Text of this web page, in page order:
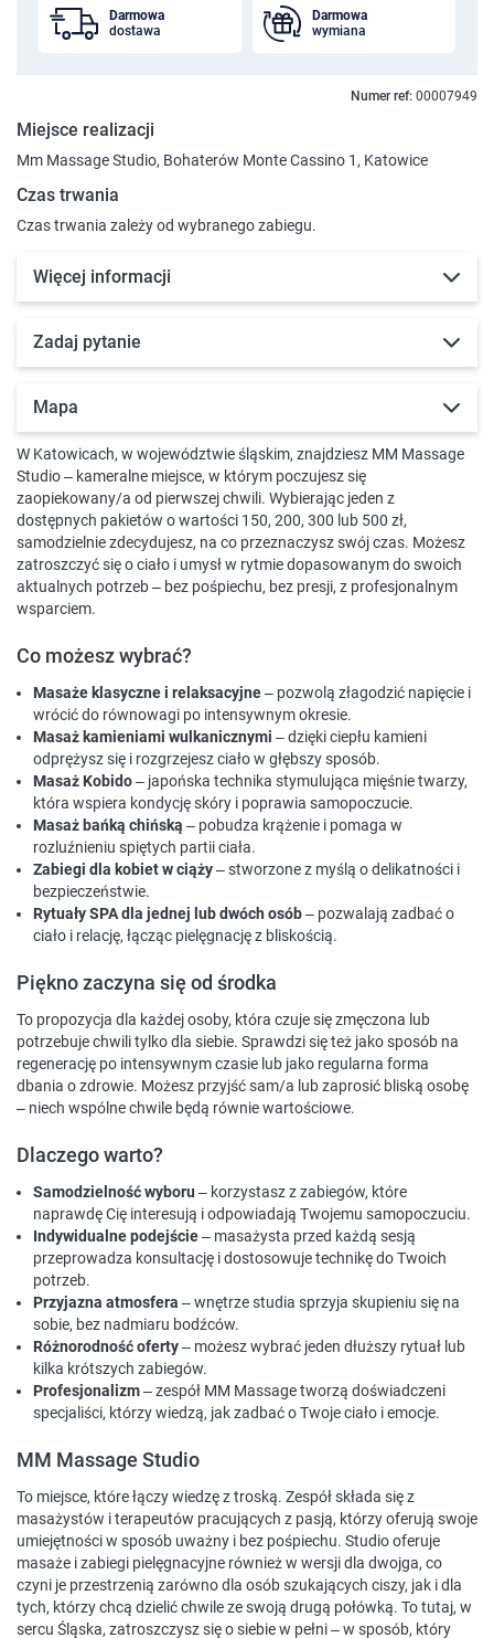
Darmowa
dostawa
Darmowa
wymiana
Numer ref: 00007949
Miejsce realizacji
Mm Massage Studio, Bohaterów Monte Cassino 1, Katowice
Czas trwania
Czas trwania zależy od wybranego zabiegu.
Więcej informacji
Zadaj pytanie
Mapa
W Katowicach, w województwie śląskim, znajdziesz MM Massage
Studio – kameralne miejsce, w którym poczujesz się
zaopiekowany/a od pierwszej chwili. Wybierając jeden z
dostępnych pakietów o wartości 150, 200, 300 lub 500 zł,
samodzielnie zdecydujesz, na co przeznaczysz swój czas. Możesz
zatroszczyć się o ciało i umysł w rytmie dopasowanym do swoich
aktualnych potrzeb – bez pośpiechu, bez presji, z profesjonalnym
wsparciem.
Co możesz wybrać?
Masaże klasyczne i relaksacyjne– pozwolą złagodzić napięcie i
wrócić do równowagi po intensywnym okresie.
Masaż kamieniami wulkanicznymi – dzięki ciepłu kamieni
odprężysz się i rozgrzejesz ciało w głębszy sposób.
Masaż Kobido– japońska technika stymulująca mięśnie twarzy,
która wspiera kondycję skóry i poprawia samopoczucie.
Masaż bańką chińską – pobudza krążenie i pomaga w
rozluźnieniu spiętych partii ciała.
Zabiegi dla kobiet w ciąży– stworzone z myślą o delikatności i
bezpieczeństwie.
Rytuały SPA dla jednej lub dwóch osób– pozwalają zadbać o
ciało i relację, łącząc pielęgnację z bliskością.
Piękno zaczyna się od środka
To propozycja dla każdej osoby, która czuje się zmęczona lub
potrzebuje chwili tylko dla siebie. Sprawdzi się też jako sposób na
regenerację po intensywnym czasie lub jako regularna forma
dbania o zdrowie. Możesz przyjść sam/a lub zaprosić bliską osobę
– niech wspólne chwile będą równie wartościowe.
Dlaczego warto?
Samodzielność wyboru – korzystasz z zabiegów, które
naprawdę Cię interesują i odpowiadają Twojemu samopoczuciu.
Indywidualne podejście– masażysta przed każdą sesją
przeprowadza konsultację i dostosowuje technikę do Twoich
potrzeb.
Przyjazna atmosfera – wnętrze studia sprzyja skupieniu się na
sobie, bez nadmiaru bodźców.
Różnorodność oferty– możesz wybrać jeden dłuższy rytuał lub
kilka krótszych zabiegów.
Profesjonalizm– zespół MM Massage tworzą doświadczeni
specjaliści, którzy wiedzą, jak zadbać o Twoje ciało i emocje.
MM Massage Studio
To miejsce, które łączy wiedzę z troską. Zespół składa się z
masażystów i terapeutów pracujących z pasją, którzy oferują swoje
umiejętności w sposób uważny i bez pośpiechu. Studio oferuje
masaże i zabiegi pielęgnacyjne również w wersji dla dwojga, co
czyni je przestrzenią zarówno dla osób szukających ciszy, jak i dla
tych, którzy chcą dzielić chwile ze swoją drugą połówką. To tutaj, w
sercu Śląska, zatroszczysz się o siebie w pełni – w sposób, który